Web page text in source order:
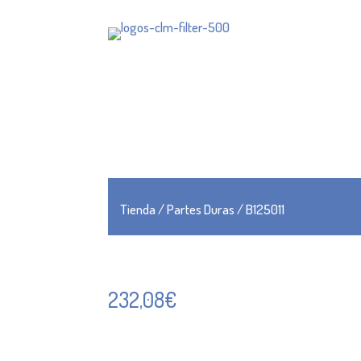
Tienda/Partes Duras/ B125011
232,08€